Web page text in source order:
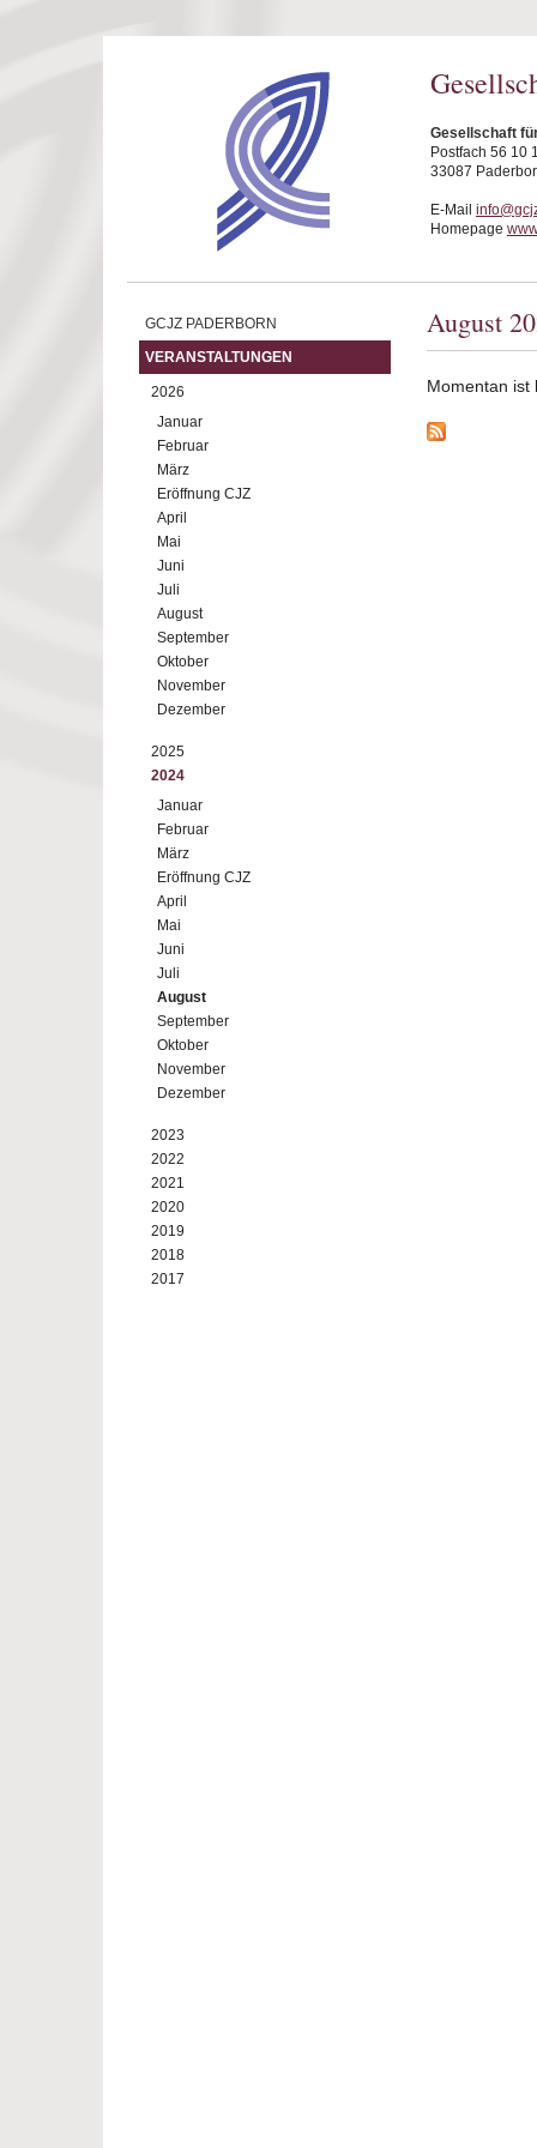
Gesellschaft
Postfach 56 10
33087
E-Mail
Homepage
GCJZ PADERBORN
VERANSTALTUNGEN
2026
Januar
Februar
März
Eröffnung CJZ
April
Mai
Juni
Juli
August
September
Oktober
November
Dezember
2025
2024
Januar
Februar
März
Eröffnung CJZ
April
Mai
Juni
Juli
August
September
Oktober
November
Dezember
2023
2022
2021
2020
2019
2018
2017
August
Momentan ist